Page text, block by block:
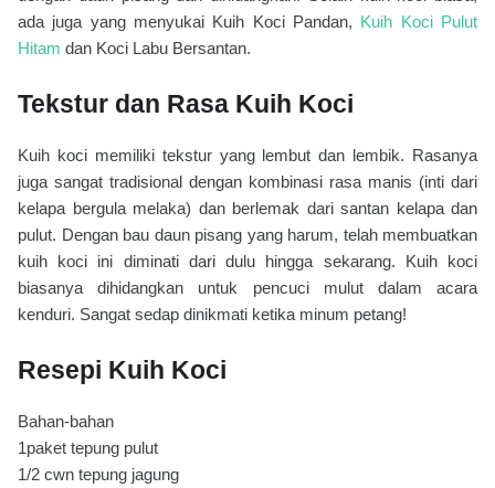
ada juga yang menyukai Kuih Koci Pandan, Kuih Koci Pulut
Hitam dan Koci Labu Bersantan.
Tekstur dan Rasa Kuih Koci
Kuih koci memiliki tekstur yang lembut dan lembik. Rasanya
juga sangat tradisional dengan kombinasi rasa manis (inti dari
kelapa bergula melaka) dan berlemak dari santan kelapa dan
pulut. Dengan bau daun pisang yang harum, telah membuatkan
kuih koci ini diminati dari dulu hingga sekarang. Kuih koci
biasanya dihidangkan untuk pencuci mulut dalam acara
kenduri. Sangat sedap dinikmati ketika minum petang!
Resepi Kuih Koci
Bahan-bahan
1paket tepung pulut
1/2 cwn tepung jagung